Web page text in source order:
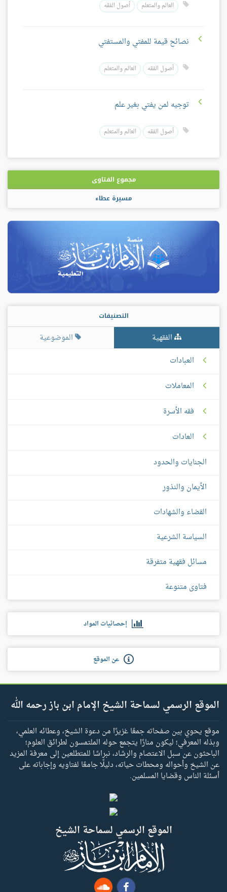
العالم والمتعلم أصول الفقه
نصائح قيمة للمفتي والمستفتي
أصول الفقه العالم والمتعلم
توجيه لمن يفتي بغير علم
أصول الفقه العالم والمتعلم
مجموع الفتاوى
مسيرة عطاء
التصنيفات
الفقهية
الموضوعية
العبادات
المعاملات
فقه الأسرة
العادات
الجنايات والحدود
الأيمان والنذور
القضاء والشهادات
السياسة الشرعية
مسائل فقهية متفرقة
فتاوى متنوعة
إحصائيات المواد
عن الموقع
الموقع الرسمي لسماحة الشيخ الإمام ابن باز رحمه الله
موقع يحوي بين صفحاته جمعًا غزيرًا من دعوة الشيخ، وعطائه العلمي،
وبذله المعرفي؛ ليكون منارًا يتجمع حوله الملتمسون لطرائق العلوم؛
الباحثون عن سبل الاعتصام والرشاد، نبراسًا للمتطلعين إلى معرفة المزيد
عن الشيخ وأحواله ومحطات حياته، دليلًا جامعًا لفتاويه وإجاباته على
أسئلة الناس وقضايا المسلمين.
الموقع الرسمي لسماحة الشيخ